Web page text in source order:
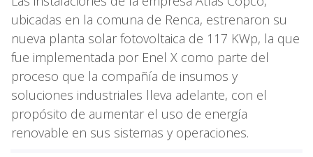
ubicadas en la comuna de Renca, estrenaron su
nueva planta solar fotovoltaica de 117 KWp, la que
fue implementada por Enel X como parte del
proceso que la compañía de insumos y
soluciones industriales lleva adelante, con el
propósito de aumentar el uso de energía
renovable en sus sistemas y operaciones.